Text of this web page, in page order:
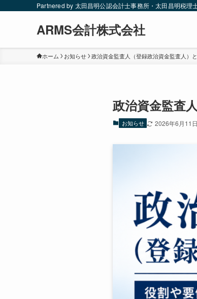
Partnered by 太田昌明公認会計士事務所・太田昌明税理
ARMS会計株式会社
ホーム お知らせ 政治資金監査人（登録政治資金監査人）
政治資金監査
お知らせ 2026年6月11日